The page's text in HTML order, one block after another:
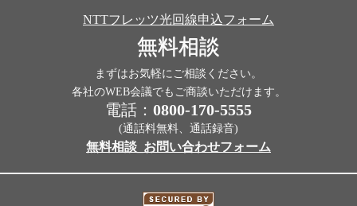
NTTフレッツ光回線申込フォーム
無料相談
まずはお気軽にご相談ください。
各社のWEB会議でもご商談いただけます。
電話： 0800-170-5555
(通話料無料、通話録音)
無料相談_お問い合わせフォーム